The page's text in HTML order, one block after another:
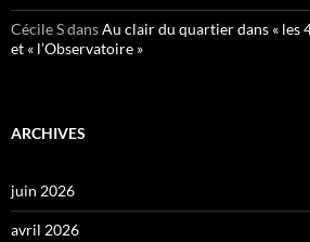
Cécile SdansAu clair du quartier dans « les
et « l’Observatoire »
ARCHIVES
juin 2026
avril 2026